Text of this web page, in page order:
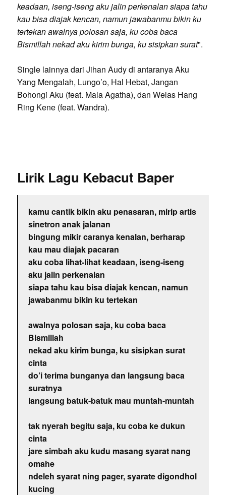
keadaan, iseng-iseng aku jalin perkenalan siapa tahu
kau bisa diajak kencan, namun jawabanmu bikin ku
tertekan awalnya polosan saja, ku coba baca
Bismillah nekad aku kirim bunga, ku sisipkan surat".
Single lainnya dari Jihan Audy di antaranya Aku
Yang Mengalah, Lungo’o, Hal Hebat, Jangan
Bohongi Aku (feat. Mala Agatha), dan Welas Hang
Ring Kene (feat. Wandra).
Lirik Lagu Kebacut Baper
kamu cantik bikin aku penasaran, mirip artis
sinetron anak jalanan
bingung mikir caranya kenalan, berharap
kau mau diajak pacaran
aku coba lihat-lihat keadaan, iseng-iseng
aku jalin perkenalan
siapa tahu kau bisa diajak kencan, namun
jawabanmu bikin ku tertekan
awalnya polosan saja, ku coba baca
Bismillah
nekad aku kirim bunga, ku sisipkan surat
cinta
do’i terima bunganya dan langsung baca
suratnya
langsung batuk-batuk mau muntah-muntah
tak nyerah begitu saja, ku coba ke dukun
cinta
jare simbah aku kudu masang syarat nang
omahe
ndeleh syarat ning pager, syarate digondhol
kucing